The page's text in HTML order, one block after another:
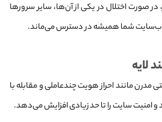
در صورت اختلال در یکی از آن‌ها، سایر سرورها
شما همیشه در دسترس می‌ماند.
مدرن مانند احراز هویت چندعاملی و مقابله با